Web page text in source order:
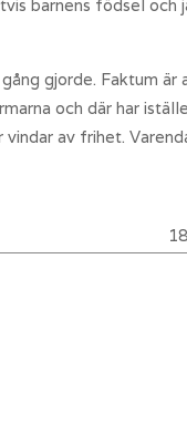
barnens födsel och
gjorde. Faktum är
och där har
av frihet.